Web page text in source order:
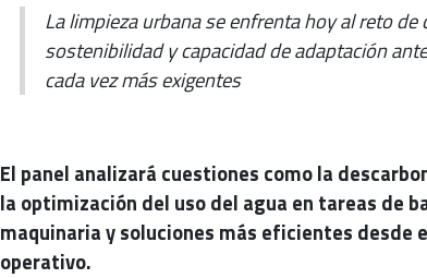
La limpieza urbana se enfrenta hoy al reto
sostenibilidad y capacidad de adaptación
cada vez más exigentes
El panel analizará cuestiones como la
la optimización del uso del agua en tareas de
maquinaria y soluciones más eficientes desde
operativo.